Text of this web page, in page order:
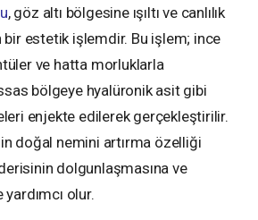
, göz altı bölgesine ışıltı ve canlılık
bir estetik işlemdir. Bu işlem; ince
ve hatta morluklarla
bölgeye hyalüronik asit gibi
enjekte edilerek gerçekleştirilir.
doğal nemini artırma özelliği
dolgunlaşmasına ve
olur.